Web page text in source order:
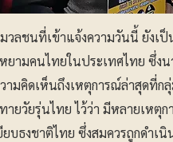
ลชนที่เข้าแจ้งความวันนี้ ยังเ
ยามคนไทยในประเทศไทย ซึ่ง
ามคิดเห็นถึงเหตุการณ์ล่าสุดที่ก
ายวัยรุ่นไทย ไว้ว่า มีหลายเห
บธงชาติไทย ซึ่งสมควรถูกดำเนิ